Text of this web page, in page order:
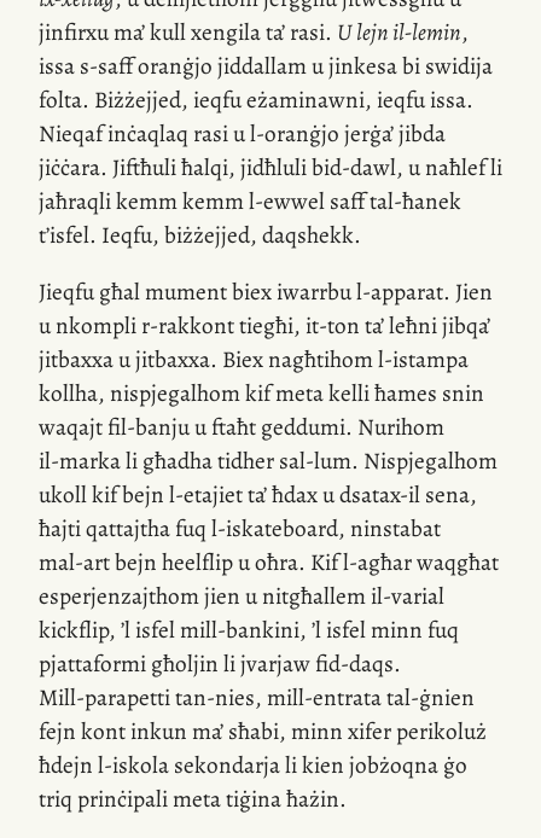
jinfirxu ma’ kull xengila ta’ rasi. U lejnil-lemin,
issas-safforanġjo jiddallam u jinkesa bi swidija
folta. Biżżejjed, ieqfu eżaminawni, ieqfu issa.
Nieqaf inċaqlaq rasi ul-oranġjojerġa’ jibda
jiċċara. Jiftħuli ħalqi, jidħlulibid-dawl, u naħlef li
jaħraqli kemm kemml-ewwelsafftal-ħanek
t’isfel. Ieqfu, biżżejjed, daqshekk.
Jieqfu għal mument biex iwarrbul-apparat. Jien
u nkomplir-rakkonttiegħi, it-tonta’ leħni jibqa’
jitbaxxa u jitbaxxa. Biex nagħtihoml-istampa
kollha, nispjegalhom kif meta kelli ħames snin
waqajtfil-banjuu ftaħt geddumi. Nurihom
il-markali għadha tidhersal-lum. Nispjegalhom
ukoll kif bejnl-etajietta’ ħdax udsatax-ilsena,
ħajti qattajtha fuql-iskateboard, ninstabat
mal-artbejn heelflip u oħra. Kifl-agħarwaqgħat
esperjenzajthom jien u nitgħallemil-varial
kickflip, ’l isfelmill-bankini, ’l isfel minn fuq
pjattaformi għoljin li jvarjawfid-daqs.
Mill-parapettitan-nies, mill-entratatal-ġnien
fejn kont inkun ma’ sħabi, minn xifer perikoluż
ħdejnl-iskolasekondarja li kien jobżoqna ġo
triq prinċipali meta tiġina ħażin.